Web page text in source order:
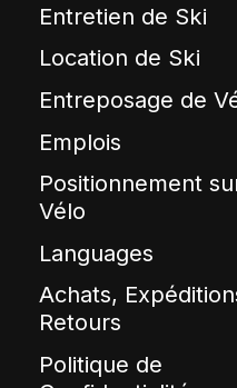
Entretien de Ski
Location de Ski
Entreposage de
Emplois
Positionnement
Vélo
Languages
Achats,
Retours
Politique de